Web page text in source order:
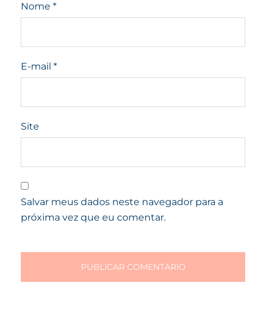
Nome *
E-mail *
Site
Salvar meus dados neste navegador para a
próxima vez que eu comentar.